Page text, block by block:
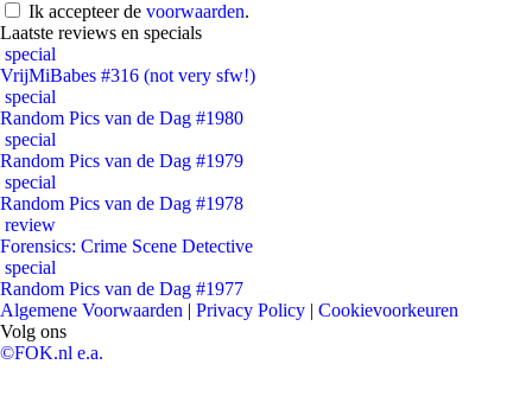
Ik accepteer de voorwaarden.
Laatste reviews en specials
special
VrijMiBabes #316 (not very sfw!)
special
Random Pics van de Dag #1980
special
Random Pics van de Dag #1979
special
Random Pics van de Dag #1978
review
Forensics: Crime Scene Detective
special
Random Pics van de Dag #1977
Algemene Voorwaarden | Privacy Policy | Cookievoorkeuren
Volg ons
©FOK.nl e.a.